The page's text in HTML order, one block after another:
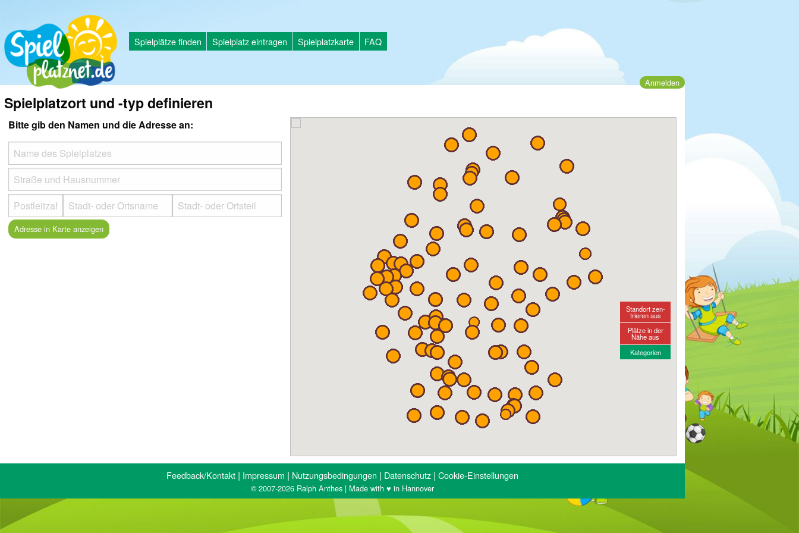
Spielplätze finden Spielplatz eintragen Spielplatzkarte FAQ
Anmelden
Spielplatzort und -typ definieren
Bitte gib den Namen und die Adresse an:
Standort zen-
trieren aus
Plätze in der
Nähe aus
Kategorien
Feedback/Kontakt | Impressum | Nutzungsbedingungen | Datenschutz | Cookie-Einstellungen
© 2007-2026 Ralph Anthes | Made with ♥ in Hannover